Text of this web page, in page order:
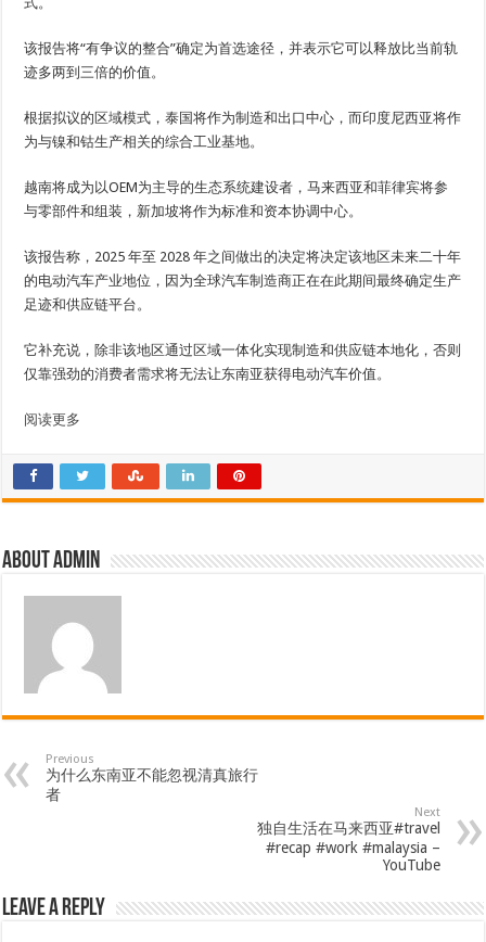
该报告将“有争议的整合”确定为首选途径，并表示它可以释放比当前轨
迹多两到三倍的价值。
根据拟议的区域模式，泰国将作为制造和出口中心，而印度尼西亚将作
为与镍和钴生产相关的综合工业基地。
越南将成为以OEM为主导的生态系统建设者，马来西亚和菲律宾将参
与零部件和组装，新加坡将作为标准和资本协调中心。
该报告称，2025 年至 2028 年之间做出的决定将决定该地区未来二十年
的电动汽车产业地位，因为全球汽车制造商正在在此期间最终确定生产
足迹和供应链平台。
它补充说，除非该地区通过区域一体化实现制造和供应链本地化，否则
仅靠强劲的消费者需求将无法让东南亚获得电动汽车价值。
阅读更多
About admin
Previous
为什么东南亚不能忽视清真旅行
者
Next
独自生活在马来西亚#travel
#recap #work #malaysia –
YouTube
Leave a Reply